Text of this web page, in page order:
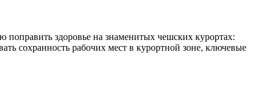
здоровье на знаменитых чешских курортах:
сохранность рабочих мест в курортной зоне, ключевые